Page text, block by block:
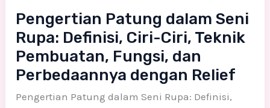
Pengertian Patung dalam Seni
Rupa: Definisi, Ciri-Ciri, Teknik
Pembuatan, Fungsi, dan
Perbedaannya dengan Relief
Pengertian Patung dalam Seni Rupa: Definisi,
Seni
Rupa:
Definisi,
Ciri-
Ciri,